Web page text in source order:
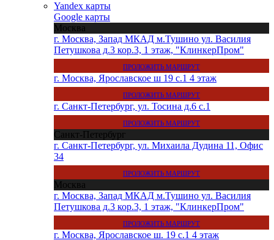
Yandex карты
Google карты
Москва
г. Москва, Запад МКАД м.Тушино ул. Василия
Петушкова д.3 кор.3, 1 этаж, "КлинкерПром"
ПРОЛОЖИТЬ МАРШРУТ
г. Москва, Ярославское ш 19 с.1 4 этаж
ПРОЛОЖИТЬ МАРШРУТ
г. Санкт-Петербург, ул. Тосина д.6 с.1
ПРОЛОЖИТЬ МАРШРУТ
Санкт-Петербург
г. Санкт-Петербург, ул. Михаила Дудина 11, Офис
34
ПРОЛОЖИТЬ МАРШРУТ
Москва
г. Москва, Запад МКАД м.Тушино ул. Василия
Петушкова д.3 кор.3, 1 этаж, "КлинкерПром"
ПРОЛОЖИТЬ МАРШРУТ
г. Москва, Ярославское ш. 19 с.1 4 этаж